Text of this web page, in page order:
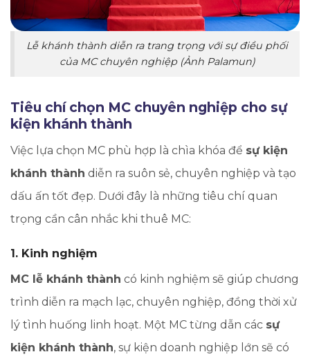
Lễ khánh thành diễn ra trang trọng với sự điều phối
của MC chuyên nghiệp (Ảnh Palamun)
Tiêu chí chọn MC chuyên nghiệp cho sự
kiện khánh thành
Việc lựa chọn MC phù hợp là chìa khóa để sự kiện
khánh thành diễn ra suôn sẻ, chuyên nghiệp và tạo
dấu ấn tốt đẹp. Dưới đây là những tiêu chí quan
trọng cần cân nhắc khi thuê MC:
1. Kinh nghiệm
MC lễ khánh thành có kinh nghiệm sẽ giúp chương
trình diễn ra mạch lạc, chuyên nghiệp, đồng thời xử
lý tình huống linh hoạt. Một MC từng dẫn các sự
kiện khánh thành, sự kiện doanh nghiệp lớn sẽ có